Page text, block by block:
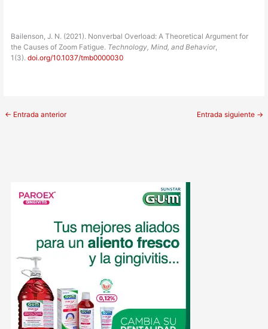
Bailenson, J. N. (2021). Nonverbal Overload: A Theoretical Argument for
the Causes of Zoom Fatigue. Technology, Mind, and Behavior,
1(3).doi.org/10.1037/tmb0000030
← Entrada anterior Entrada siguiente →